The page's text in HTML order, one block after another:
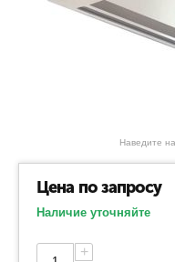
Наведите
Цена по запросу
Наличие уточняйте
+